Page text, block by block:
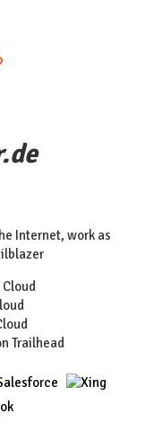
Internet, work as
Trailhead